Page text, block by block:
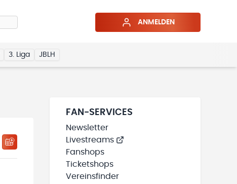
ANMELDEN
3. Liga JBLH
FAN-SERVICES
Newsletter
Livestreams
Fanshops
Ticketshops
Vereinsfinder